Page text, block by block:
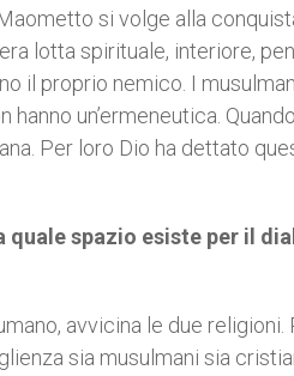
si volge alla
lotta spirituale, interiore,
il proprio nemico. I
un’ermeneutica.
Per loro Dio ha dettato
quale spazio esiste per il
avvicina le due religioni.
sia musulmani sia